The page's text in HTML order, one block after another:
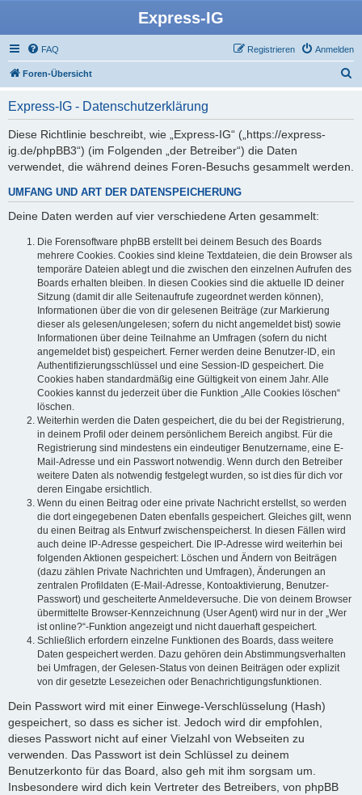
Express-IG
FAQ Anmelden
Registrieren
Foren-Übersicht
Express-IG - Datenschutzerklärung
Diese Richtlinie beschreibt, wie „Express-IG“ („https://express-
ig.de/phpBB3“) (im Folgenden „der Betreiber“) die Daten
verwendet, die während deines Foren-Besuchs gesammelt werden.
UMFANG UND ART DER DATENSPEICHERUNG
Deine Daten werden auf vier verschiedene Arten gesammelt:
Die Forensoftware phpBB erstellt bei deinem Besuch des Boards
mehrere Cookies. Cookies sind kleine Textdateien, die dein Browser als
temporäre Dateien ablegt und die zwischen den einzelnen Aufrufen des
Boards erhalten bleiben. In diesen Cookies sind die aktuelle ID deiner
Sitzung (damit dir alle Seitenaufrufe zugeordnet werden können),
Informationen über die von dir gelesenen Beiträge (zur Markierung
dieser als gelesen/ungelesen; sofern du nicht angemeldet bist) sowie
Informationen über deine Teilnahme an Umfragen (sofern du nicht
angemeldet bist) gespeichert. Ferner werden deine Benutzer-ID, ein
Authentifizierungsschlüssel und eine Session-ID gespeichert. Die
Cookies haben standardmäßig eine Gültigkeit von einem Jahr. Alle
Cookies kannst du jederzeit über die Funktion „Alle Cookies löschen“
löschen.
Weiterhin werden die Daten gespeichert, die du bei der Registrierung,
in deinem Profil oder deinem persönlichem Bereich angibst. Für die
Registrierung sind mindestens ein eindeutiger Benutzername, eine E-
Mail-Adresse und ein Passwort notwendig. Wenn durch den Betreiber
weitere Daten als notwendig festgelegt wurden, so ist dies für dich vor
deren Eingabe ersichtlich.
Wenn du einen Beitrag oder eine private Nachricht erstellst, so werden
die dort eingegebenen Daten ebenfalls gespeichert. Gleiches gilt, wenn
du einen Beitrag als Entwurf zwischenspeicherst. In diesen Fällen wird
auch deine IP-Adresse gespeichert. Die IP-Adresse wird weiterhin bei
folgenden Aktionen gespeichert: Löschen und Ändern von Beiträgen
(dazu zählen Private Nachrichten und Umfragen), Änderungen an
zentralen Profildaten (E-Mail-Adresse, Kontoaktivierung, Benutzer-
Passwort) und gescheiterte Anmeldeversuche. Die von deinem Browser
übermittelte Browser-Kennzeichnung (User Agent) wird nur in der „Wer
ist online?“-Funktion angezeigt und nicht dauerhaft gespeichert.
Schließlich erfordern einzelne Funktionen des Boards, dass weitere
Daten gespeichert werden. Dazu gehören dein Abstimmungsverhalten
bei Umfragen, der Gelesen-Status von deinen Beiträgen oder explizit
von dir gesetzte Lesezeichen oder Benachrichtigungsfunktionen.
Dein Passwort wird mit einer Einwege-Verschlüsselung (Hash)
gespeichert, so dass es sicher ist. Jedoch wird dir empfohlen,
dieses Passwort nicht auf einer Vielzahl von Webseiten zu
verwenden. Das Passwort ist dein Schlüssel zu deinem
Benutzerkonto für das Board, also geh mit ihm sorgsam um.
Insbesondere wird dich kein Vertreter des Betreibers, von phpBB